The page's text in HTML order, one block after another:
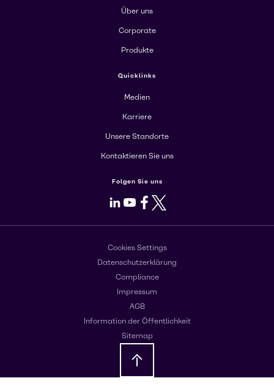
Über uns
Corporate
Produkte
Quicklinks
Medien
Karriere
Unsere Standorte
Kontaktieren Sie uns
Folgen Sie uns
LinkedIn
Youtube
Facebook
X
Cookies Settings
Datenschutzerklärung
Compliance
Impressum
AGB
Information der Öffentlichkeit
Sitemap